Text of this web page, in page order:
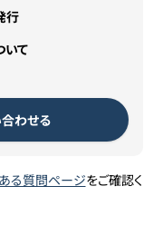
行
いて
わせる
る質問ページをご確認く